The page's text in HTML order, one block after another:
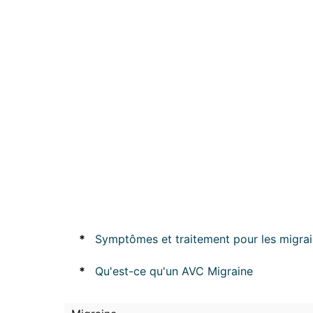
* Symptômes et traitement pour les
* Qu'est-ce qu'un AVC Migraine